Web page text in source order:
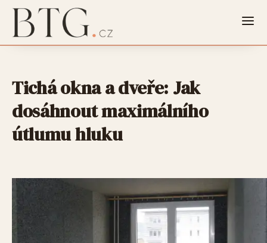
Tichá okna a dveře: Jak
dosáhnout maximálního
útlumu hluku